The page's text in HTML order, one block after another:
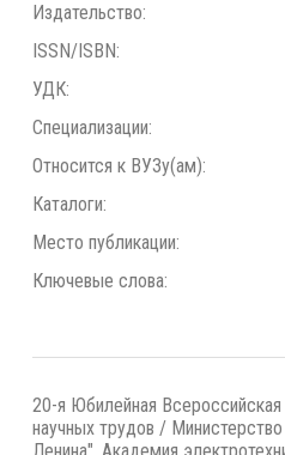
Издательство:
ISSN/ISBN:
УДК:
Специализации:
Относится к ВУЗу(ам):
Каталоги:
Место публикации:
Ключевые слова:
20-я Юбилейная
научных трудов /